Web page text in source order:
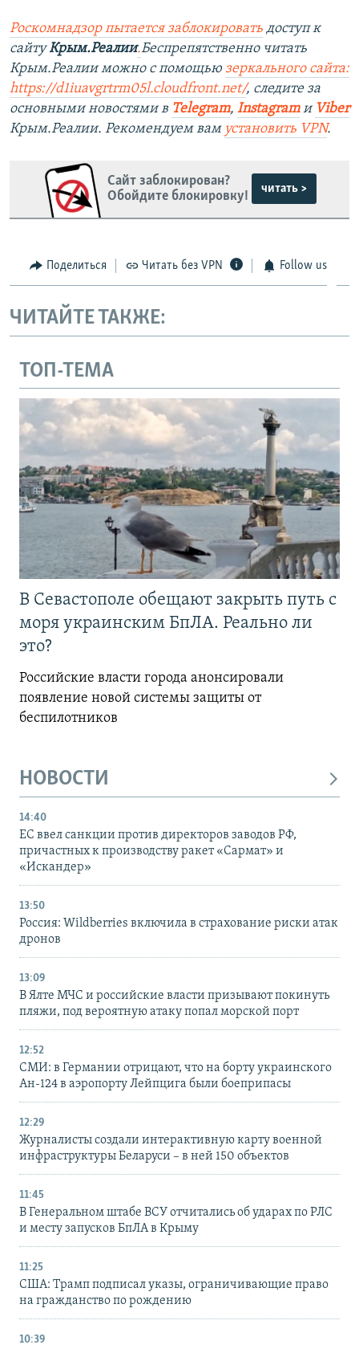
Роскомнадзор пытается заблокировать доступ к
сайтуКрым.Реалии.Беспрепятственно читать
Крым.Реалии можно с помощью зеркального сайта:
https://d1iuavgrtrm05l.cloudfront.net/, следите за
основными новостями в Telegram, Instagramи Viber
Крым.Реалии. Рекомендуем вам установить VPN.
Сайт заблокирован?
Обойдите блокировку!
читать >
Поделиться Читать без VPN Follow us
ЧИТАЙТЕ ТАКЖЕ:
ТОП-ТЕМА
В Севастополе обещают закрыть путь с
моря украинским БпЛА. Реально ли
это?
Российские власти города анонсировали
появление новой системы защиты от
беспилотников
НОВОСТИ
14:40
ЕС ввел санкции против директоров заводов РФ,
причастных к производству ракет «Сармат» и
«Искандер»
13:50
Россия: Wildberries включила в страхование риски атак
дронов
13:09
В Ялте МЧС и российские власти призывают покинуть
пляжи, под вероятную атаку попал морской порт
12:52
СМИ: в Германии отрицают, что на борту украинского
Ан-124 в аэропорту Лейпцига были боеприпасы
12:29
Журналисты создали интерактивную карту военной
инфраструктуры Беларуси – в ней 150 объектов
11:45
В Генеральном штабе ВСУ отчитались об ударах по РЛС
и месту запусков БпЛА в Крыму
11:25
США: Трамп подписал указы, ограничивающие право
на гражданство по рождению
10:39